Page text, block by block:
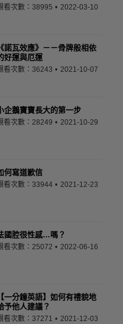
看次數：38995 2022-03-10
《諾瓦效應》－－骨牌般相依
好運與厄運
看次數：36243 2021-10-07
企鵝寶寶長大的第一步
看次數：28249 2021-10-29
何寫道歉信
看次數：33944 2021-12-23
國腔很性感…嗎？
看次數：25072 2022-06-16
【一分鐘英語】如何有禮貌地
予他人建議？
看次數：37271 2021-12-03